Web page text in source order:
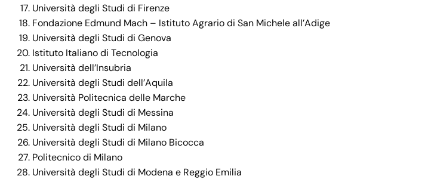
Università degli Studi di Firenze
Fondazione Edmund Mach – Istituto Agrario di San Michele all’Adige
Università degli Studi di Genova
Istituto Italiano di Tecnologia
Università dell’Insubria
Università degli Studi dell’Aquila
Università Politecnica delle Marche
Università degli Studi di Messina
Università degli Studi di Milano
Università degli Studi di Milano Bicocca
Politecnico di Milano
Università degli Studi di Modena e Reggio Emilia